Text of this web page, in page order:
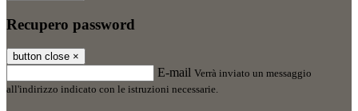
Recupero password
button close ×
E-mail Verrà inviato un messaggio
all'indirizzo indicato con le istruzioni necessarie.